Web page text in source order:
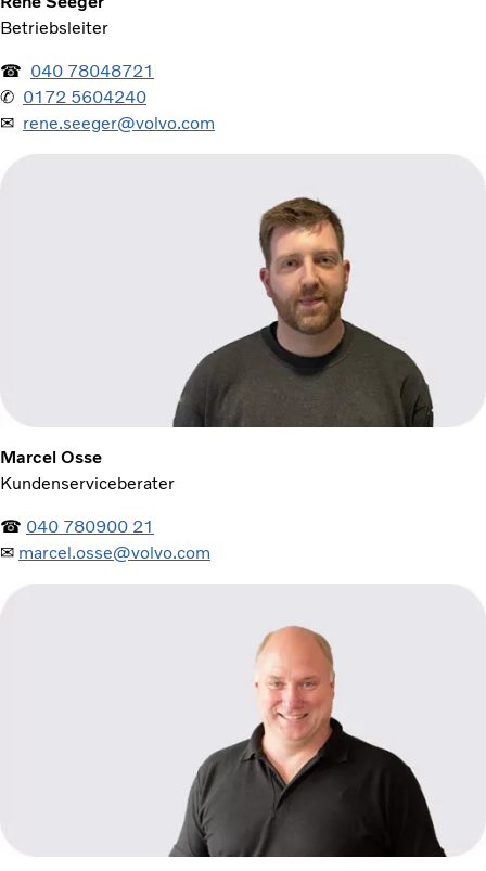
Betriebsleiter
☎ 040 78048721
✆ 0172 5604240
✉ rene.seeger@volvo.com
Marcel Osse
Kundenserviceberater
☎ 040 780900 21
✉ marcel.osse@volvo.com